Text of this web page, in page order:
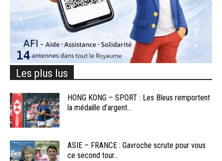
Les plus lus
HONG KONG – SPORT : Les Bleus remportent
la médaille d’argent...
ASIE – FRANCE : Gavroche scrute pour vous
ce second tour...